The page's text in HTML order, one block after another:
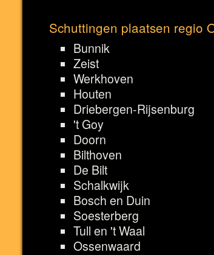
Schuttingen plaatsen regio
Bunnik
Zeist
Werkhoven
Houten
Driebergen-Rijsenburg
't Goy
Doorn
Bilthoven
De Bilt
Schalkwijk
Bosch en Duin
Soesterberg
Tull en 't Waal
Ossenwaard